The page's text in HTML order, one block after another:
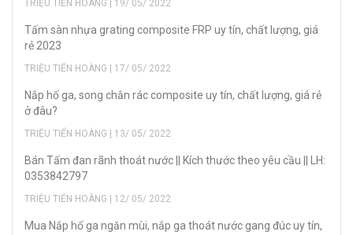
TRIỆU TIẾN HOÀNG | 19/ 05/ 2022
Tấm sàn nhựa grating composite FRP uy tín, chất lượng, giá
rẻ 2023
TRIỆU TIẾN HOÀNG | 17/ 05/ 2022
Nắp hố ga, song chắn rác composite uy tín, chất lượng, giá rẻ
ở đâu?
TRIỆU TIẾN HOÀNG | 13/ 05/ 2022
Bán Tấm đan rãnh thoát nước || Kích thước theo yêu cầu || LH:
0353842797
TRIỆU TIẾN HOÀNG | 12/ 05/ 2022
Mua Nắp hố ga ngăn mùi, nắp ga thoát nước gang đúc uy tín,